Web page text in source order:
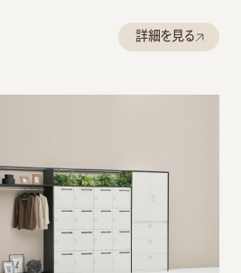
詳細を見る